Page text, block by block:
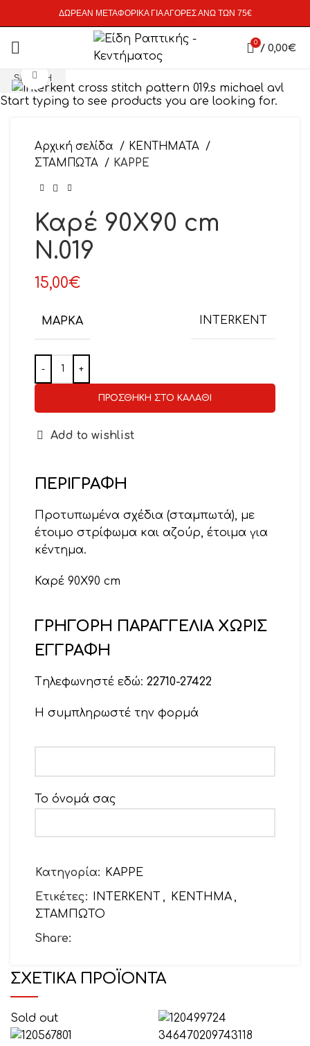
ΔΩΡΕΑΝ ΜΕΤΑΦΟΡΙΚΑ ΓΙΑ ΑΓΟΡΕΣ ΑΝΩ ΤΩΝ 75€
0 / 0,00€
Click to enlarge
Αρχική σελίδα
ΚΕΝΤΗΜΑΤΑ
ΣΤΑΜΠΩΤΑ
ΚΑΡΡΕ
Καρέ 90Χ90 cm
Ν.019
15,00€
ΜΆΡΚΑ ΙΝΤΕRΚΕΝΤ
ΠΡΟΣΘΉΚΗ ΣΤΟ ΚΑΛΆΘΙ
Add to wishlist
ΠΕΡΙΓΡΑΦΉ
Προτυπωμένα σχέδια (σταμπωτά), με
έτοιμο στρίφωμα και αζούρ, έτοιμα για
κέντημα.
Καρέ 90Χ90 cm
ΓΡΗΓΟΡΗ ΠΑΡΑΓΓΕΛΙΑ ΧΩΡΙΣ
ΕΓΓΡΑΦΗ
Tηλεφωνηστέ εδώ: 22710-27422
Η συμπληρωστέ την φορμά
Το όνομά σας
Θέμα
Το μήνυμά σας (προαιρετικό)
Κατηγορία: ΚΑΡΡΕ
Ετικέτες: INTERKENT , ΚΕΝΤΗΜΑ ,
ΣΤΑΜΠΩΤΟ
Share:
ΣΧΕΤΙΚΆ ΠΡΟΪΌΝΤΑ
Sold out
SEARCH
Start typing to see products you are looking for.